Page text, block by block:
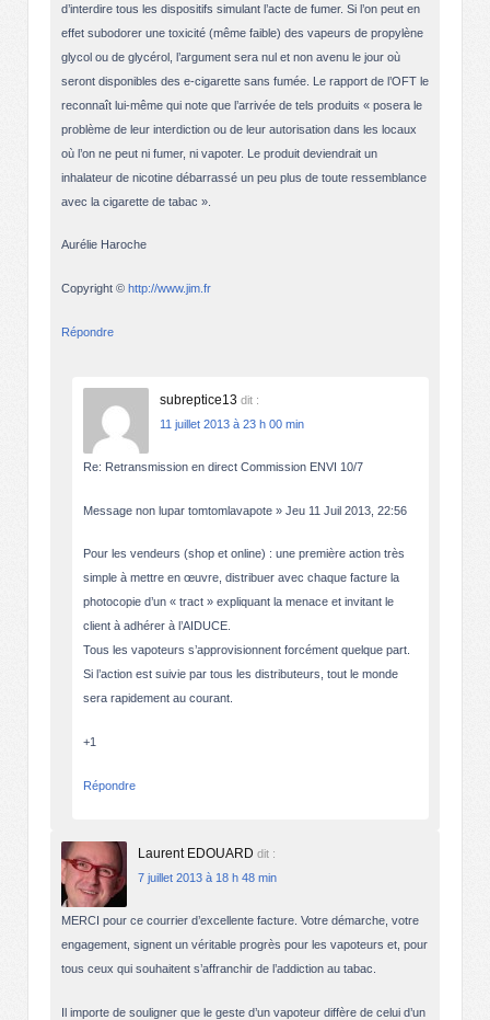
d’interdire tous les dispositifs simulant l’acte de fumer. Si l’on peut en
effet subodorer une toxicité (même faible) des vapeurs de propylène
glycol ou de glycérol, l’argument sera nul et non avenu le jour où
seront disponibles des e-cigarette sans fumée. Le rapport de l’OFT le
reconnaît lui-même qui note que l’arrivée de tels produits « posera le
problème de leur interdiction ou de leur autorisation dans les locaux
où l’on ne peut ni fumer, ni vapoter. Le produit deviendrait un
inhalateur de nicotine débarrassé un peu plus de toute ressemblance
avec la cigarette de tabac ».
Aurélie Haroche
Copyright © http://www.jim.fr
Répondre
subreptice13 dit :
11 juillet 2013 à 23 h 00 min
Re: Retransmission en direct Commission ENVI 10/7
Message non lupar tomtomlavapote » Jeu 11 Juil 2013, 22:56
Pour les vendeurs (shop et online) : une première action très
simple à mettre en œuvre, distribuer avec chaque facture la
photocopie d’un « tract » expliquant la menace et invitant le
client à adhérer à l’AIDUCE.
Tous les vapoteurs s’approvisionnent forcément quelque part.
Si l’action est suivie par tous les distributeurs, tout le monde
sera rapidement au courant.
+1
Répondre
Laurent EDOUARD dit :
7 juillet 2013 à 18 h 48 min
MERCI pour ce courrier d’excellente facture. Votre démarche, votre
engagement, signent un véritable progrès pour les vapoteurs et, pour
tous ceux qui souhaitent s’affranchir de l’addiction au tabac.
Il importe de souligner que le geste d’un vapoteur diffère de celui d’un